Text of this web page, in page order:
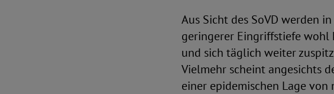
Aus Sicht des SoVD werden
geringerer Eingriffstiefe wohl
und sich täglich weiter
Vielmehr scheint angesichts
einer epidemischen Lage